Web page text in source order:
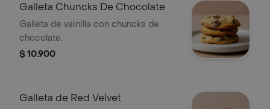
Galleta Chuncks De Chocolate
Galleta de vainilla con chuncks de
chocolate.
$ 10.900
Galleta de Red Velvet